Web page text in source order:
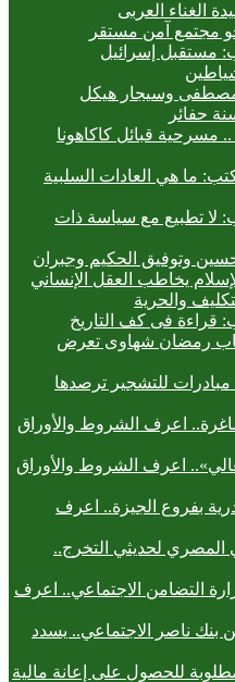
الغناء العربى
مجتمع آمن مستقر
مستقبل إسرائيل
وسيجار هيكل
.. مسرحية قبائل كاكاهونا
ما هي العادات السلبية
لا تطبيع مع سياسة ذات
وتوفيق الحكيم وجبران
يخاطب العقل الإنساني
والحرية
قراءة فى كف التاريخ
رمضان شهاوى تعرض
للتشجير ترصدها
اعرف الشروط والأوراق
اعرف الشروط والأوراق
بفروع الجيزة.. اعرف
المصري لحديثي التخرج..
التضامن الاجتماعي.. اعرف
ناصر الاجتماعي.. يسدد
للحصول على إعانة مالية